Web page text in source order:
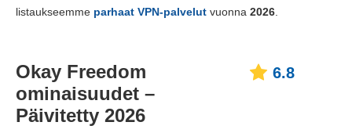
Luotettavuus ja tukipalvelut 7.2
listaukseemme parhaat VPN-palvelut vuonna 2026
Okay Freedom
ominaisuudet –
Päivitetty 2026
6.8